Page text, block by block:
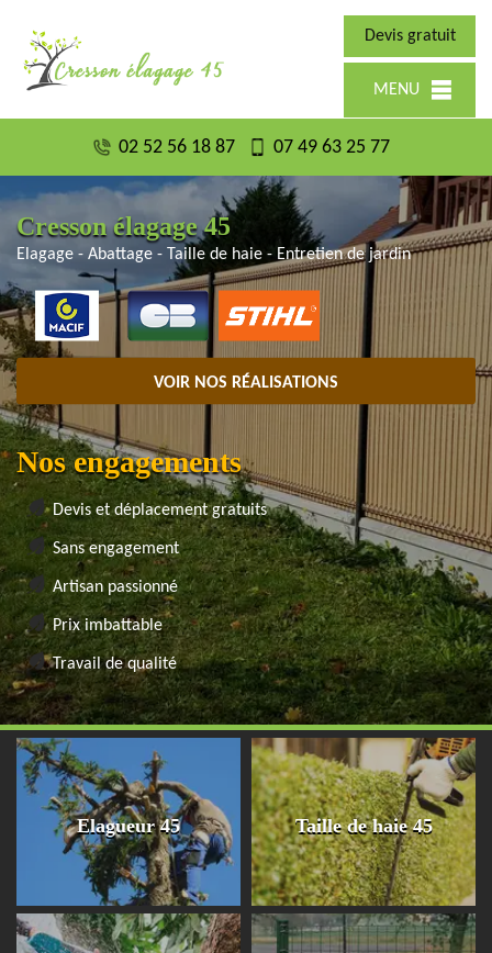
Devis gratuit
MENU
02 52 56 18 87 07 49 63 25 77
Cresson élagage 45
Elagage - Abattage - Taille de haie - Entretien de jardin
VOIR NOS RÉALISATIONS
Nos engagements
Devis et déplacement gratuits
Sans engagement
Artisan passionné
Prix imbattable
Travail de qualité
Elagueur 45 Taille de haie 45